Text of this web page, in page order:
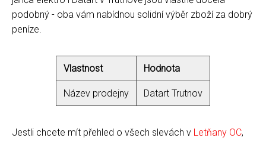
podobný - oba vám nabídnou solidní výběr zboží za dobrý
peníze.
Vlastnost Hodnota
Název prodejny Datart Trutnov
Jestli chcete mít přehled o všech slevách v Letňany OC,